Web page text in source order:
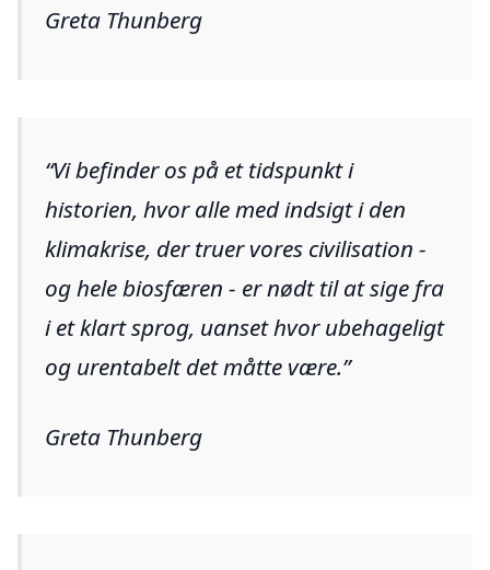
Greta Thunberg
Vi befinder os på et tidspunkt i
historien, hvor alle med indsigt i den
klimakrise, der truer vores civilisation -
og hele biosfæren - er nødt til at sige fra
i et klart sprog, uanset hvor ubehageligt
og urentabelt det måtte være.
Greta Thunberg